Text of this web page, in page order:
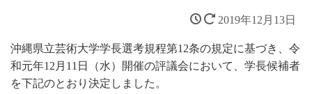
2019年12月13日
沖縄県立芸術大学学長選考規程第12条の規定に基づき、令
和元年12月11日（水）開催の評議会において、学長候補者
を下記のとおり決定しました。